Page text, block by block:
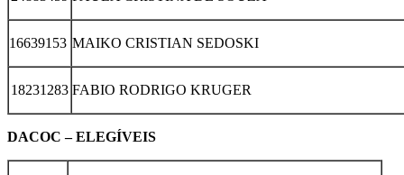
16639153 MAIKO CRISTIAN SEDOSKI
18231283 FABIO RODRIGO KRUGER
DACOC – ELEGÍVEIS